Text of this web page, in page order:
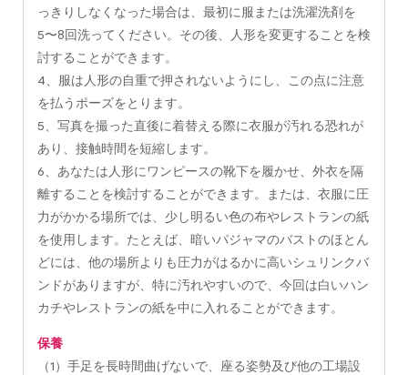
っきりしなくなった場合は、最初に服または洗濯洗剤を
5〜8回洗ってください。その後、人形を変更することを検
討することができます。
4、服は人形の自重で押されないようにし、この点に注意
を払うポーズをとります。
5、写真を撮った直後に着替える際に衣服が汚れる恐れが
あり、接触時間を短縮します。
6、あなたは人形にワンピースの靴下を履かせ、外衣を隔
離することを検討することができます。または、衣服に圧
力がかかる場所では、少し明るい色の布やレストランの紙
を使用します。たとえば、暗いパジャマのバストのほとん
どには、他の場所よりも圧力がはるかに高いシュリンクバ
ンドがありますが、特に汚れやすいので、今回は白いハン
カチやレストランの紙を中に入れることができます。
保養
（1）手足を長時間曲げないで、座る姿勢及び他の工場設